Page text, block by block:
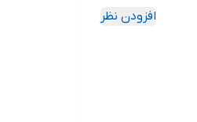
افزودن نظر